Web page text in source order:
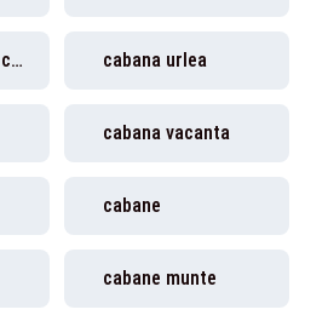
cabana turistica cuprinsa de flacari in muntii sebesului cabana urlea
cabana vacanta
cabane
cabane munte